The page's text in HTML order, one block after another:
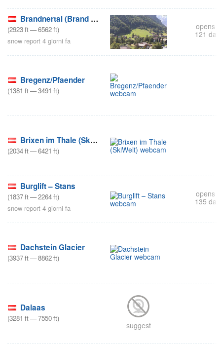
Brandnertal (Brand und Bürserberg)
(2923ft—6562ft)
snow report 4 giorni fa
opens
121
Bregenz/Pfaender
(1381 ft—3491 ft)
Brixen im Thale (SkiWelt)
(2034ft—6421 ft)
Burglift – Stans
(1837ft—2264ft)
snow report 4 giorni fa
opens
135
Dachstein Glacier
(3937ft—8862ft)
Dalaas
(3281 ft—7550ft)
suggest